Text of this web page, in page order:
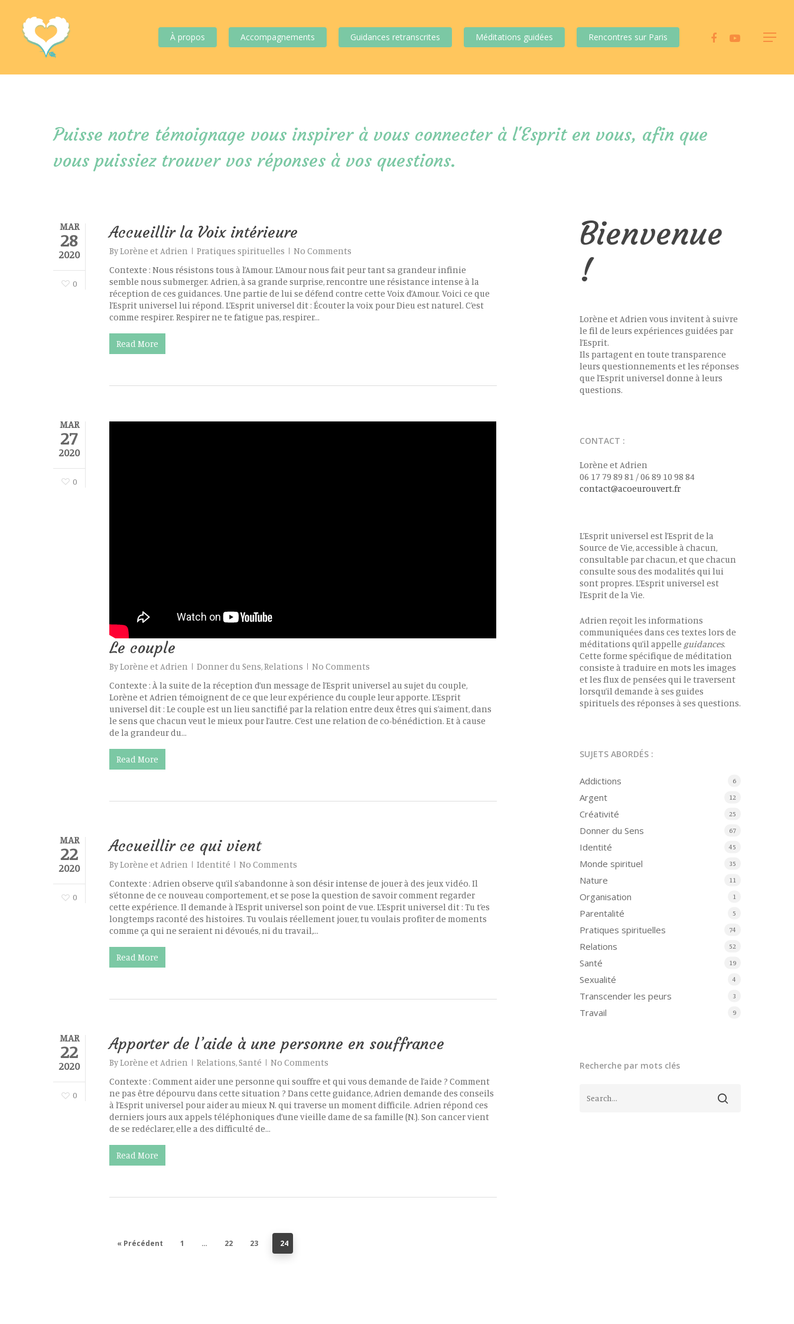
Hit enter to search or ESC to close
À propos Accompagnements Guidances retranscrites Méditations guidées Rencontres sur Paris
Puisse notre témoignage vous inspirer à vous connecter à l'Esprit en vous, afin que
vous puissiez trouver vos réponses à vos questions.
MAR
28
2020
0
Accueillir la Voix intérieure
ByLorène et Adrien Pratiques spirituelles
No Comments
Contexte : Nous résistons tous à l’Amour. L’Amour nous fait peur tant sa grandeur infinie
semble nous submerger. Adrien, à sa grande surprise, rencontre une résistance intense à la
réception de ces guidances. Une partie de lui se défend contre cette Voix d’Amour. Voici ce que
l’Esprit universel lui répond. L’Esprit universel dit : Écouter la voix pour Dieu est naturel. C’est
comme respirer. Respirer ne te fatigue pas, respirer…
Read More
MAR
27
2020
0
Le couple
ByLorène et Adrien Donner du Sens,Relations
No Comments
Contexte : À la suite de la réception d’un message de l’Esprit universel au sujet du couple,
Lorène et Adrien témoignent de ce que leur expérience du couple leur apporte. L’Esprit
universel dit : Le couple est un lieu sanctifié par la relation entre deux êtres qui s’aiment, dans
le sens que chacun veut le mieux pour l’autre. C’est une relation de co-bénédiction. Et à cause
de la grandeur du…
Read More
MAR
22
2020
0
Accueillir ce qui vient
ByLorène et Adrien Identité
No Comments
Contexte : Adrien observe qu’il s’abandonne à son désir intense de jouer à des jeux vidéo. Il
s’étonne de ce nouveau comportement, et se pose la question de savoir comment regarder
cette expérience. Il demande à l’Esprit universel son point de vue. L’Esprit universel dit : Tu t’es
longtemps raconté des histoires. Tu voulais réellement jouer, tu voulais profiter de moments
comme ça qui ne seraient ni dévoués, ni du travail,…
Read More
MAR
22
2020
0
Apporter de l’aide à une personne en souffrance
ByLorène et Adrien Relations,Santé
No Comments
Contexte : Comment aider une personne qui souffre et qui vous demande de l’aide ? Comment
ne pas être dépourvu dans cette situation ? Dans cette guidance, Adrien demande des conseils
à l’Esprit universel pour aider au mieux N. qui traverse un moment difficile. Adrien répond ces
derniers jours aux appels téléphoniques d’une vieille dame de sa famille (N.). Son cancer vient
de se redéclarer, elle a des difficulté de…
Read More
« Précédent 1 … 22 23 24
Bienvenue
!
Lorène et Adrien vous invitent à suivre
le fil de leurs expériences guidées par
l’Esprit.
Ils partagent en toute transparence
leurs questionnements et les réponses
que l’Esprit universel donne à leurs
questions.
CONTACT :
Lorène et Adrien
06 17 79 89 81 / 06 89 10 98 84
contact@acoeurouvert.fr
L’Esprit universel est l’Esprit de la
Source de Vie, accessible à chacun,
consultable par chacun, et que chacun
consulte sous des modalités qui lui
sont propres. L’Esprit universel est
l’Esprit de la Vie.
Adrien reçoit les informations
communiquées dans ces textes lors de
méditations qu’il appelle guidances.
Cette forme spécifique de méditation
consiste à traduire en mots les images
et les flux de pensées qui le traversent
lorsqu’il demande à ses guides
spirituels des réponses à ses questions.
SUJETS ABORDÉS :
Addictions 6
Argent 12
Créativité 25
Donner du Sens 67
Identité 45
Monde spirituel 35
Nature 11
Organisation 1
Parentalité 5
Pratiques spirituelles 74
Relations 52
Santé 19
Sexualité 4
Transcender les peurs 3
Travail 9
Recherche par mots clés